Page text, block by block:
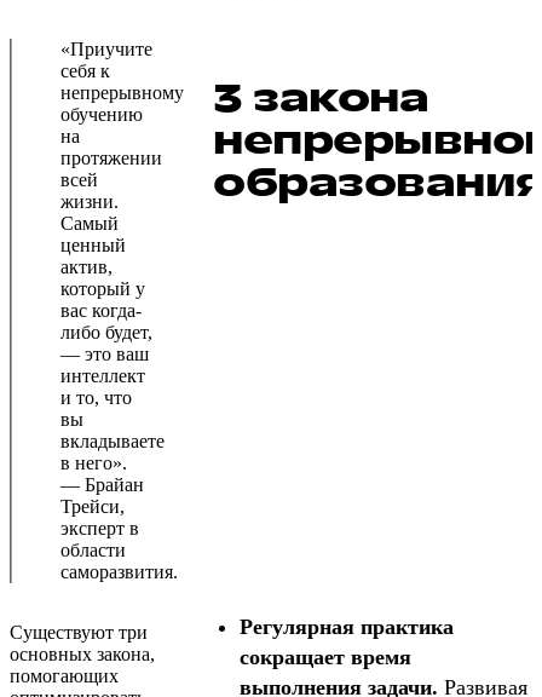
«Приучите
себя к
непрерывному
обучению
на
протяжении
всей
жизни.
Самый
ценный
актив,
который у
вас когда-
либо будет,
— это ваш
интеллект
и то, что
вы
вкладываете
в него».
— Брайан
Трейси,
эксперт в
области
саморазвития.
3 закона
Существуют три
основных закона,
помогающих
Регулярная практика
сокращает время
выполнения задачи. Развивая